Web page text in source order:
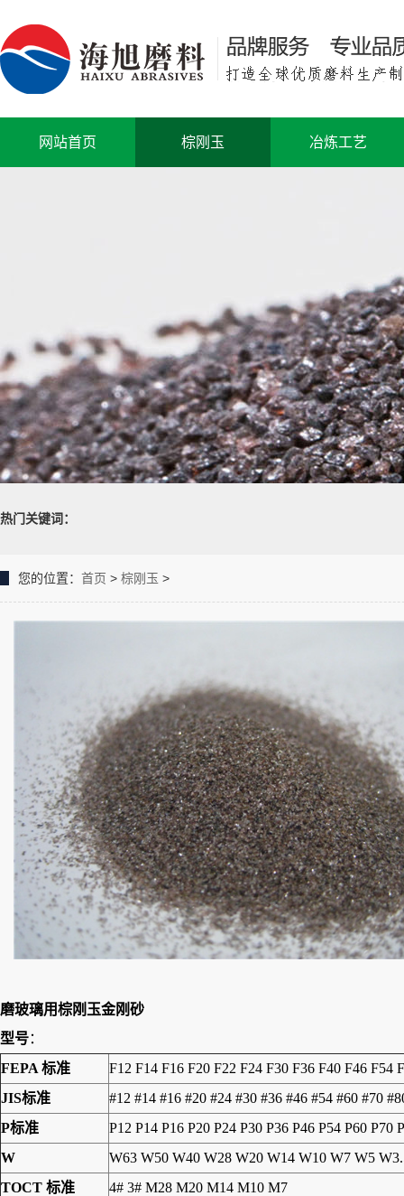
网站首页 棕刚玉 冶炼工艺
热门关键词：
您的位置： 首页 > 棕刚玉 >
磨玻璃用棕刚玉金刚砂
型号：
FEPA 标准
F12 F14 F16 F20 F22 F24 F30 F36 F40 F46 F54
JIS标准
#12 #14 #16 #20 #24 #30 #36 #46 #54 #60 #70
P标准
P12 P14 P16 P20 P24 P30 P36 P46 P54 P60 P70
W
W63 W50 W40 W28 W20 W14 W10 W7 W5
TOCT 标准
4# 3# M28 M20 M14 M10 M7